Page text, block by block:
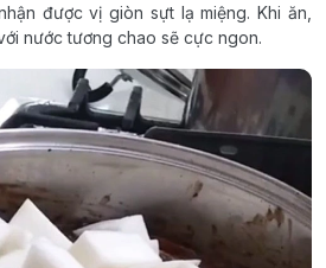
được vị giòn sựt lạ miệng. Khi ăn,
nước tương chao sẽ cực ngon.